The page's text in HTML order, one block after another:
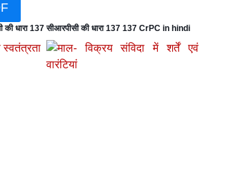
की धारा 137 सीआरपीसी की धारा 137 137 CrPC in hindi